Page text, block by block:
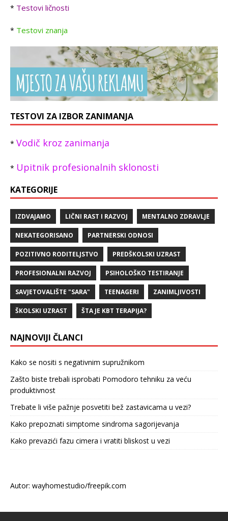
* Testovi ličnosti
* Testovi znanja
TESTOVI ZA IZBOR ZANIMANJA
* Vodič kroz zanimanja
* Upitnik profesionalnih sklonosti
KATEGORIJE
IZDVAJAMO LIČNI RAST I RAZVOJ MENTALNO ZDRAVLJE
NEKATEGORISANO PARTNERSKI ODNOSI
POZITIVNO RODITELJSTVO PREDŠKOLSKI UZRAST
PROFESIONALNI RAZVOJ PSIHOLOŠKO TESTIRANJE
SAVJETOVALIŠTE "SARA" TEENAGERI ZANIMLJIVOSTI
ŠKOLSKI UZRAST ŠTA JE KBT TERAPIJA?
NAJNOVIJI ČLANCI
Kako se nositi s negativnim supružnikom
Zašto biste trebali isprobati Pomodoro tehniku za veću
produktivnost
Trebate li više pažnje posvetiti bež zastavicama u vezi?
Kako prepoznati simptome sindroma sagorijevanja
Kako prevazići fazu cimera i vratiti bliskost u vezi
Autor: wayhomestudio/freepik.com